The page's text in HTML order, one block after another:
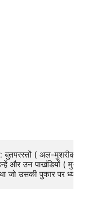
बुतपरस्तों ( अल-
और उन पाखंडियों (
जो उसकी पुकार पर